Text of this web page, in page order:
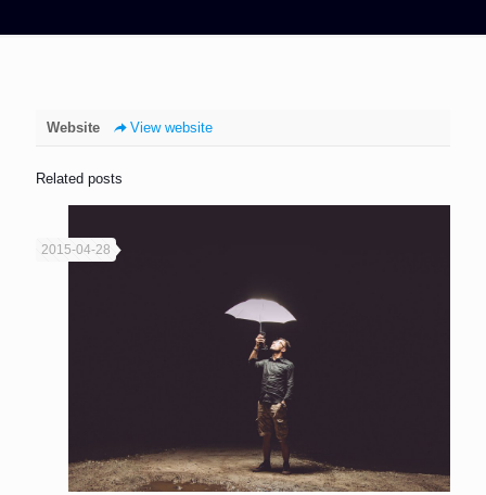
Website View website
Related posts
2015-04-28